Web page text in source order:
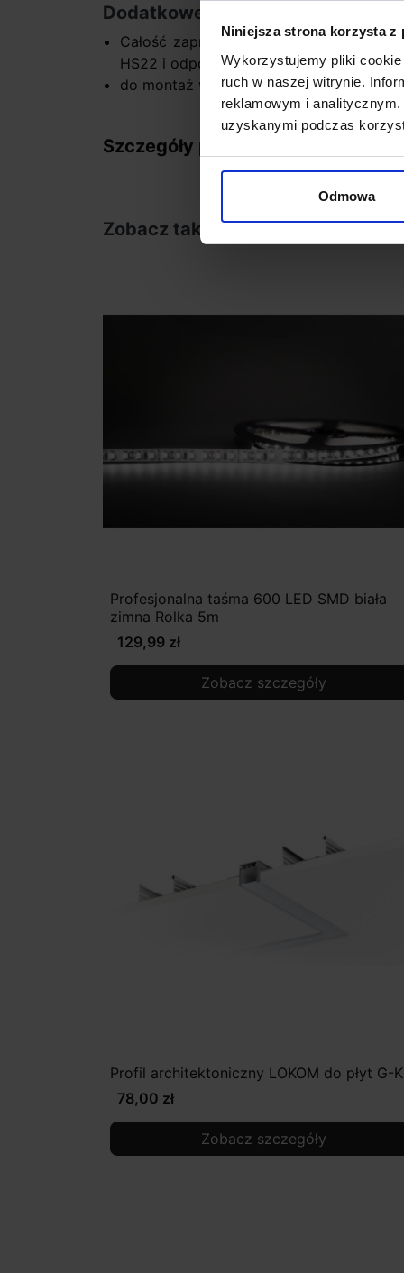
Niniejsza strona korzysta z
Wykorzystujemy pliki
ruch w naszej witrynie.
reklamowym i
uzyskanymi podczas
Odmowa
Dodatkowe informacje:
Całość zaprojektowana w taki
HS22 i odpowiednią taśmą LED dawał
do montaż w profilu Teknik zalecane 6
Szczegóły produktu
Zobacz także
Profesjonalna taśma 600 LED SMD biała
zimna Rolka 5m
129,99 zł
Zobacz szczegóły
Profil architektoniczny LOKOM do płyt G-K
78,00 zł
Zobacz szczegóły